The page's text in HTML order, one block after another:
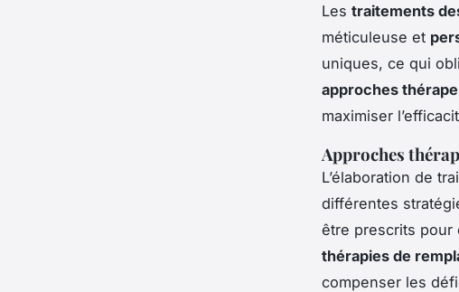
Les traitements
méticuleuse et
uniques, ce qui
approches
maximiser
Approches
L’élaboration de
différentes
être prescrits pour
thérapies de
compenser les